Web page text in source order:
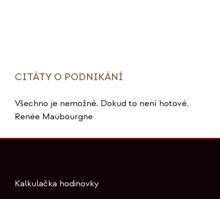
CITÁTY O PODNIKÁNÍ
Všechno je nemožné. Dokud to není hotové.
Renée Maubourgne
Kalkulačka hodinovky